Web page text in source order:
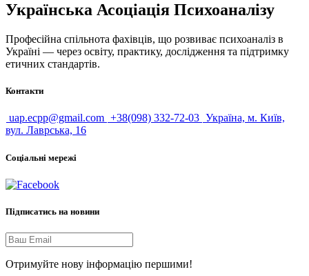
Українська Асоціація Психоаналізу
Професійна спільнота фахівців, що розвиває психоаналіз в
Україні — через освіту, практику, дослідження та підтримку
етичних стандартів.
Контакти
uap.ecpp@gmail.com +38(098) 332-72-03 Україна, м. Київ,
вул. Лаврська, 16
Соціальні мережі
Підписатись на новини
Отримуйте нову інформацію першими!